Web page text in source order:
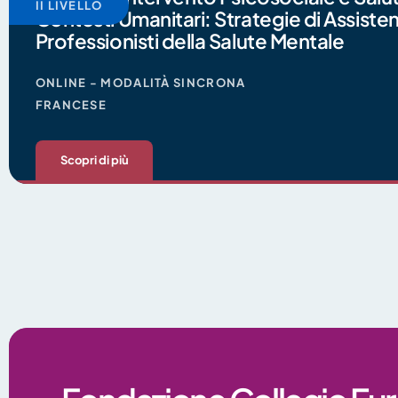
II LIVELLO
Contesti Umanitari: Strategie di
Professionisti della Salute Mentale
ONLINE - MODALITÀ SINCRONA
FRANCESE
Scopri di più